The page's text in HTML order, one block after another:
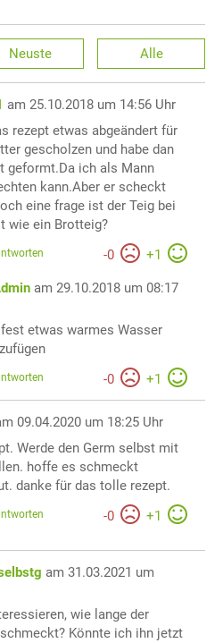
Neuste Alle
am 25.10.2018 um 14:56 Uhr
rezept etwas abgeändert für
gescholzen und habe dan
geformt.Da ich als Mann
kann.Aber er scheckt
eine frage ist der Teig bei
wie ein Brotteig?
-0 +1
am 29.10.2018 um 08:17
etwas warmes Wasser
-0 +1
09.04.2020 um 18:25 Uhr
Werde den Germ selbst mit
hoffe es schmeckt
danke für das tolle rezept.
-0 +1
am 31.03.2021 um
wie lange der
Könnte ich ihn jetzt